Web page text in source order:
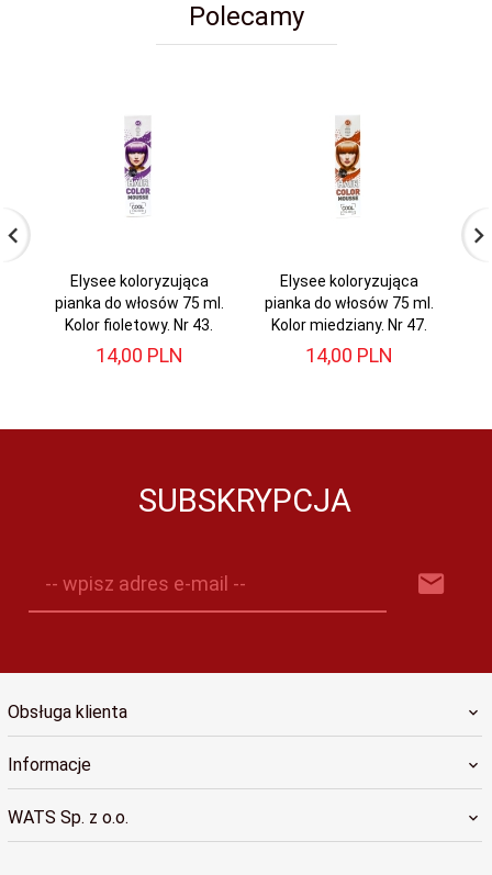
Polecamy
Elysee koloryzująca
pianka do włosów 75 ml.
Kolor fioletowy. Nr 43.
14,00 PLN
Elysee koloryzująca
pianka do włosów 75 ml.
Kolor miedziany. Nr 47.
14,00 PLN
SUBSKRYPCJA
-- wpisz adres e-mail --
Obsługa klienta
Informacje
WATS Sp. z o.o.